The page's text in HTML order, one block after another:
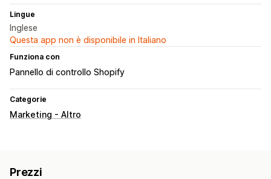
Lingue
Inglese
Questa app non è disponibile in Italiano
Funziona con
Pannello di controllo Shopify
Categorie
Marketing - Altro
Prezzi